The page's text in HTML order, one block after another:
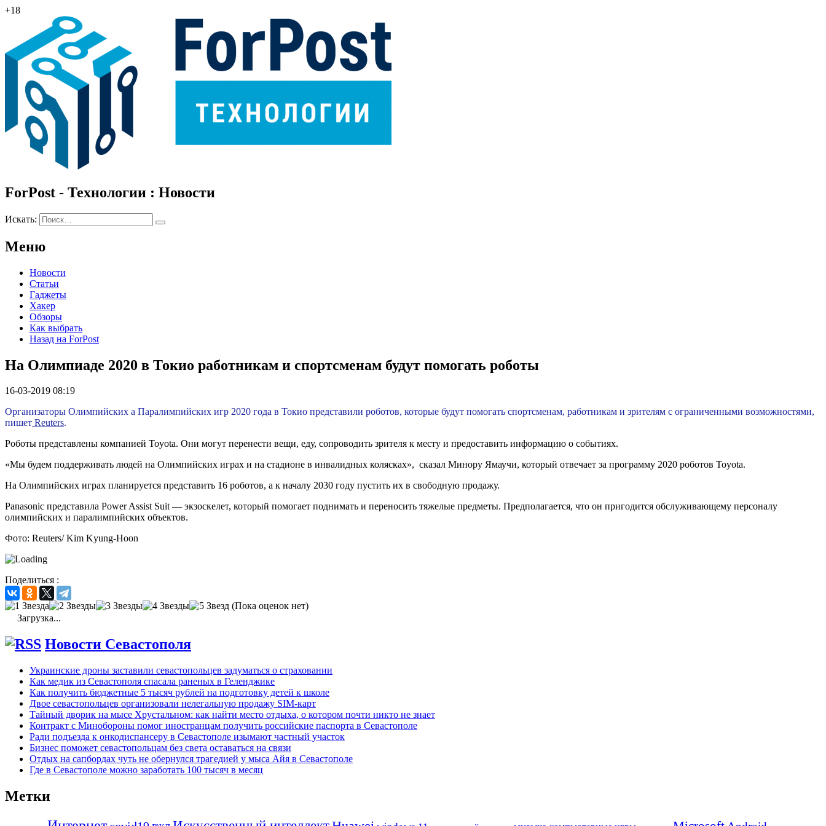
+18
ForPost - Технологии : Новости
Искать:
Меню
Новости
Статьи
Гаджеты
Хакер
Обзоры
Как выбрать
Назад на ForPost
На Олимпиаде 2020 в Токио работникам и спортсменам будут помогать роботы
16-03-2019 08:19
Организаторы Олимпийских а Паралимпийских игр 2020 года в Токио представили роботов, которые будут помогать спортсменам, работникам и зрителям с ограниченными возможностями,
пишет Reuters.
Роботы представлены компанией Toyota. Они могут перенести вещи, еду, сопроводить зрителя к месту и предоставить информацию о событиях.
«Мы будем поддерживать людей на Олимпийских играх и на стадионе в инвалидных колясках», сказал Минору Ямаучи, который отвечает за программу 2020 роботов Toyota.
На Олимпийских играх планируется представить 16 роботов, а к началу 2030 году пустить их в свободную продажу.
Panasonic представила Power Assist Suit — экзоскелет, который помогает поднимать и переносить тяжелые предметы. Предполагается, что он пригодится обслуживающему персоналу
олимпийских и паралимпийских объектов.
Фото: Reuters/ Kim Kyung-Hoon
Поделиться :
(Пока оценок нет)
Загрузка...
Новости Севастополя
Украинские дроны заставили севастопольцев задуматься о страховании
Как медик из Севастополя спасала раненых в Геленджике
Как получить бюджетные 5 тысяч рублей на подготовку детей к школе
Двое севастопольцев организовали нелегальную продажу SIM-карт
Тайный дворик на мысе Хрустальном: как найти место отдыха, о котором почти никто не знает
Контракт с Минобороны помог иностранцам получить российские паспорта в Севастополе
Ради подъезда к онкодиспансеру в Севастополе изымают частный участок
Бизнес поможет севастопольцам без света оставаться на связи
Отдых на сапбордах чуть не обернулся трагедией у мыса Айя в Севастополе
Где в Севастополе можно заработать 100 тысяч в месяц
Метки